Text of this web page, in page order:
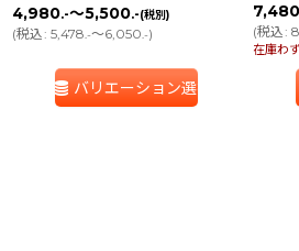
4,980.-～5,500.-(税別)
(税込: 5,478.-～6,050.-)
バリエーション選択
7,480
(税込:
在庫わ